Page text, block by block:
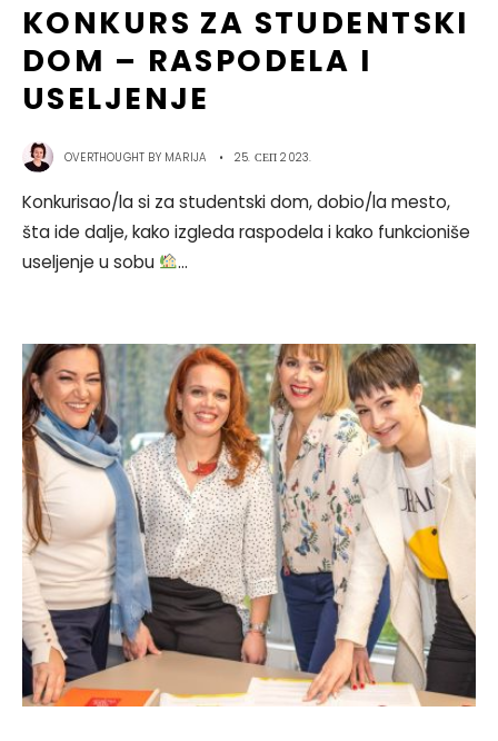
KONKURS ZA STUDENTSKI
DOM – RASPODELA I
USELJENJE
OVERTHOUGHT BY MARIJA • 25. СЕП 2023.
Konkurisao/la si za studentski dom, dobio/la mesto,
šta ide dalje, kako izgleda raspodela i kako funkcioniše
useljenje u sobu
...